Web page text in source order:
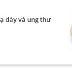
dày và ung thư